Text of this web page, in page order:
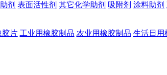
剂 表面活性剂 其它化学助剂 吸附剂 涂料助剂
胶片 工业用橡胶制品 农业用橡胶制品 生活日用